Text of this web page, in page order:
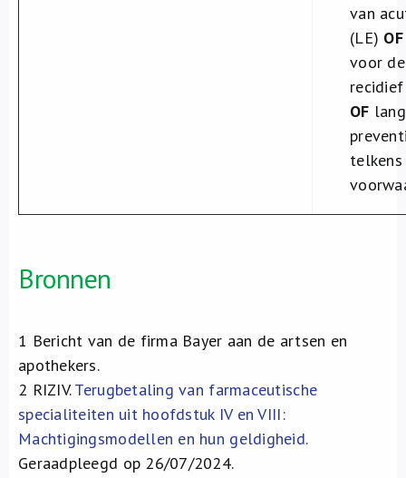
van
(LE) OF
voor
OF
Bronnen
1 Bericht van de firma Bayer aan de artsen en
apothekers.
2 RIZIV.Terugbetaling van farmaceutische
specialiteiten uit hoofdstuk IV en VIII:
Machtigingsmodellen en hun geldigheid.
Geraadpleegd op 26/07/2024.